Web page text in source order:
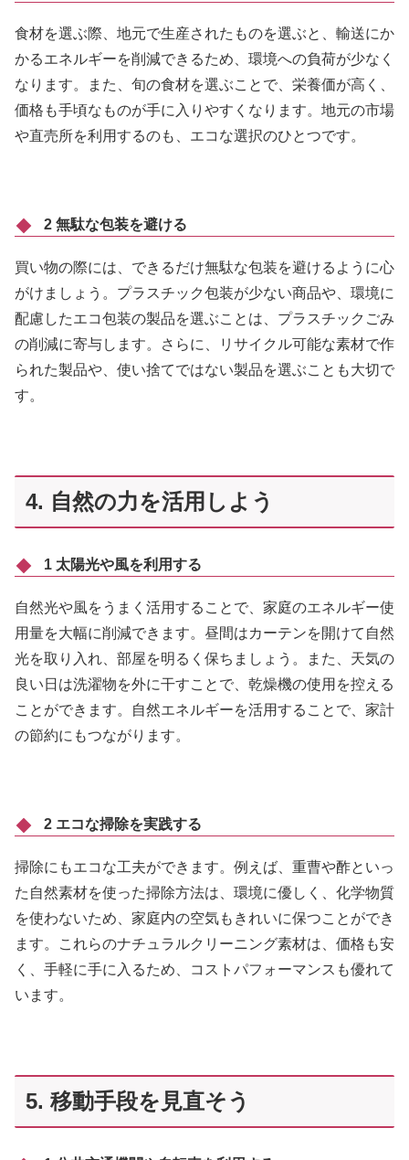
食材を選ぶ際、地元で生産されたものを選ぶと、輸送にか
かるエネルギーを削減できるため、環境への負荷が少なく
なります。また、旬の食材を選ぶことで、栄養価が高く、
価格も手頃なものが手に入りやすくなります。地元の市場
や直売所を利用するのも、エコな選択のひとつです。
2 無駄な包装を避ける
買い物の際には、できるだけ無駄な包装を避けるように心
がけましょう。プラスチック包装が少ない商品や、環境に
配慮したエコ包装の製品を選ぶことは、プラスチックごみ
の削減に寄与します。さらに、リサイクル可能な素材で作
られた製品や、使い捨てではない製品を選ぶことも大切で
す。
4. 自然の力を活用しよう
1 太陽光や風を利用する
自然光や風をうまく活用することで、家庭のエネルギー使
用量を大幅に削減できます。昼間はカーテンを開けて自然
光を取り入れ、部屋を明るく保ちましょう。また、天気の
良い日は洗濯物を外に干すことで、乾燥機の使用を控える
ことができます。自然エネルギーを活用することで、家計
の節約にもつながります。
2 エコな掃除を実践する
掃除にもエコな工夫ができます。例えば、重曹や酢といっ
た自然素材を使った掃除方法は、環境に優しく、化学物質
を使わないため、家庭内の空気もきれいに保つことができ
ます。これらのナチュラルクリーニング素材は、価格も安
く、手軽に手に入るため、コストパフォーマンスも優れて
います。
5. 移動手段を見直そう